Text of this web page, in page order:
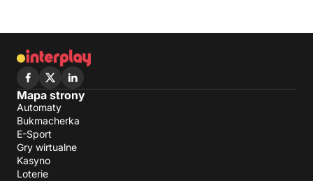
Mapa strony
Automaty
Bukmacherka
E-Sport
Gry wirtualne
Kasyno
Loterie